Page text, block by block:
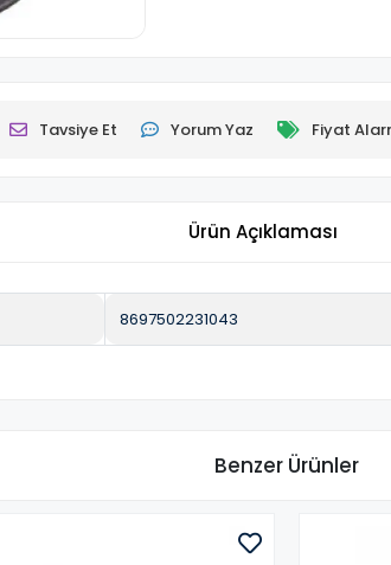
Tavsiye Et Yorum Yaz Fiyat
Ürün Açıklaması
8697502231043
Benzer Ürünler